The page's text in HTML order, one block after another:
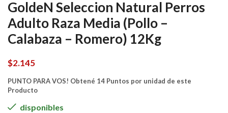
GoldeN Seleccion Natural Perros
Adulto Raza Media (Pollo –
Calabaza – Romero) 12Kg
$2.145
PUNTO PARA VOS! Obtené 14 Puntos por unidad de este
Producto
disponibles